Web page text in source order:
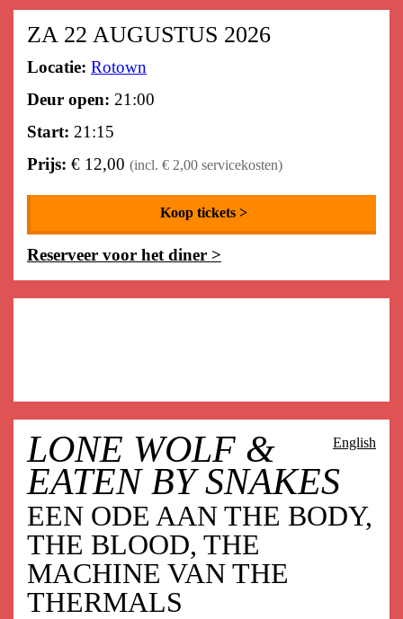
ZA 22 AUGUSTUS 2026
Locatie: Rotown
Deur open: 21:00
Start: 21:15
Prijs: € 12,00 (incl. € 2,00 servicekosten)
Koop tickets >
Reserveer voor het diner >
English
LONE WOLF &
EATEN BY SNAKES
EEN ODE AAN THE BODY,
THE BLOOD, THE
MACHINE VAN THE
THERMALS